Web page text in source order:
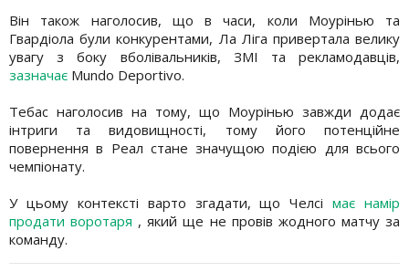
Він також наголосив, що в часи, коли Моурінью та
Гвардіола були конкурентами, Ла Ліга привертала велику
увагу з боку вболівальників, ЗМІ та рекламодавців,
зазначає Mundo Deportivo.
Тебас наголосив на тому, що Моурінью завжди додає
інтриги та видовищності, тому його потенційне
повернення в Реал стане значущою подією для всього
чемпіонату.
У цьому контексті варто згадати, що Челсімає намір
продати воротаря , який ще не провів жодного матчу за
команду.